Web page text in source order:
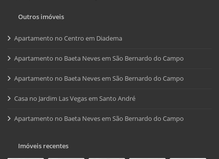
Outros imóveis
Apartamento no Centro em Diadema
Apartamento no Baeta Neves em São Bernardo do Campo
Apartamento no Baeta Neves em São Bernardo do Campo
Casa no Jardim Las Vegas em Santo André
Apartamento no Baeta Neves em São Bernardo do Campo
Imóveis recentes